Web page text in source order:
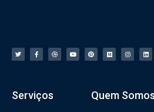
Serviços Quem Somos